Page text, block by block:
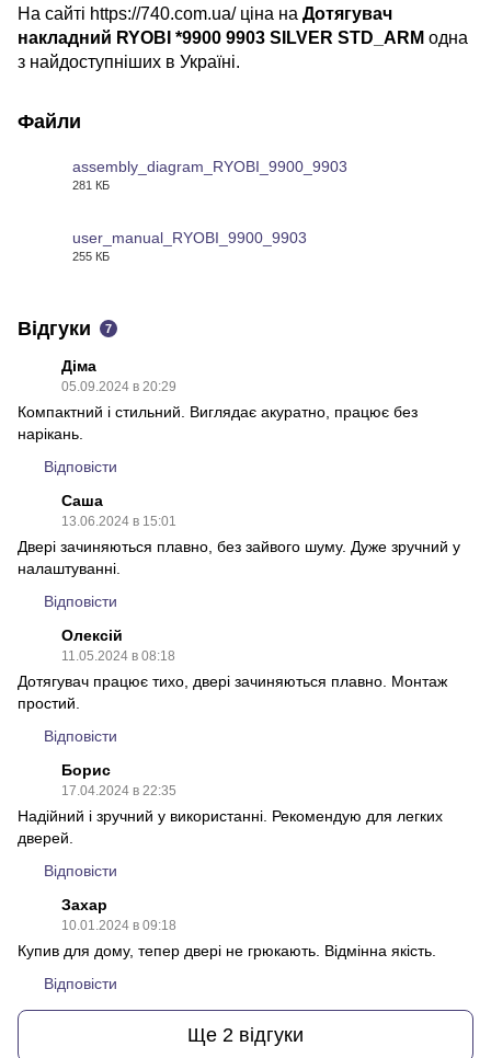
На сайті https://740.com.ua/ ціна на Дотягувач
накладний RYOBI *9900 9903 SILVER STD_ARM одна
з найдоступніших в Україні.
Файли
assembly_diagram_RYOBI_9900_9903
281 КБ
user_manual_RYOBI_9900_9903
255 КБ
Відгуки 7
Діма
05.09.2024 в 20:29
Компактний і стильний. Виглядає акуратно, працює без
нарікань.
Відповісти
Саша
13.06.2024 в 15:01
Двері зачиняються плавно, без зайвого шуму. Дуже зручний у
налаштуванні.
Відповісти
Олексій
11.05.2024 в 08:18
Дотягувач працює тихо, двері зачиняються плавно. Монтаж
простий.
Відповісти
Борис
17.04.2024 в 22:35
Надійний і зручний у використанні. Рекомендую для легких
дверей.
Відповісти
Захар
10.01.2024 в 09:18
Купив для дому, тепер двері не грюкають. Відмінна якість.
Відповісти
Ще 2 відгуки